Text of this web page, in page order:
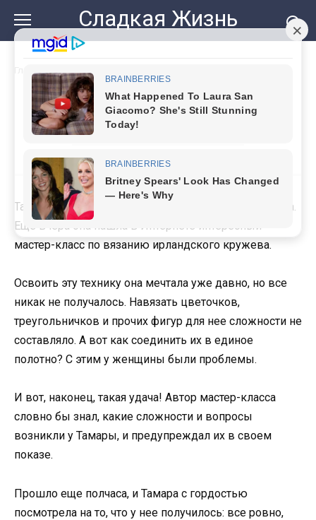
контенту
Сладкая Жизнь
Развод по обоюдному
желанию
Тамара уже полчаса сидела перед экраном ноутбука.
Еще вчера она нашла в Интернете интересный
мастер-класс по вязанию ирландского кружева.
Освоить эту технику она мечтала уже давно, но все
никак не получалось. Навязать цветочков,
треугольничков и прочих фигур для нее сложности не
составляло. А вот как соединить их в единое
полотно? С этим у женщины были проблемы.
И вот, наконец, такая удача! Автор мастер-класса
словно бы знал, какие сложности и вопросы
возникли у Тамары, и предупреждал их в своем
показе.
Прошло еще полчаса, и Тамара с гордостью
посмотрела на то, что у нее получилось: все ровно,